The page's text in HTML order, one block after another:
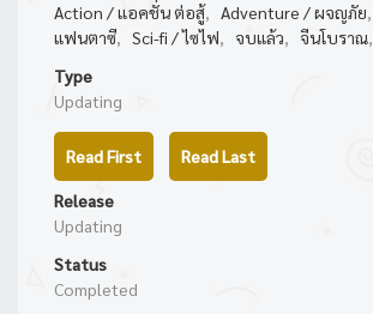
Action / แอคชั่น ต่อสู้, Adventure / ผจญภัย,
แฟนตาซี, Sci-fi / ไซไฟ, จบแล้ว, จีนโบราณ,
Type
Updating
Read First Read Last
Release
Updating
Status
Completed